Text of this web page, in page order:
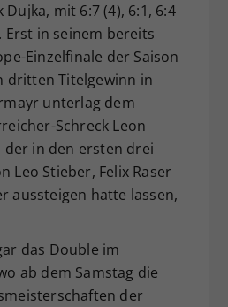
mit 6:7 (4), 6:1, 6:4
in seinem bereits
Einzelfinale der Saison
dritten Titelgewinn in
unterlag dem
Schreck Leon
der in den ersten drei
Leo Stieber, Felix Raser
aussteigen hatte lassen,
das Double im
ab dem Samstag die
der